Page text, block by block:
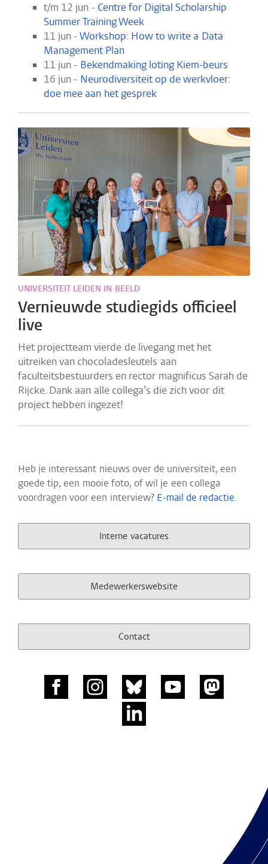
t/m 12 jun - Centre for Digital Scholarship
Summer Training Week
11 jun -Workshop: How to write a Data
Management Plan
11 jun - Bekendmaking loting Kiem-beurs
16 jun - Neurodiversiteit op de werkvloer:
doe mee aan het gesprek
UNIVERSITEIT LEIDEN IN BEELD
Vernieuwde studiegids officieel
live
Het projectteam vierde de livegang met het
uitreiken van chocoladesleutels aan
faculteitsbestuurders en rector magnificus Sarah de
Rijcke. Dank aan alle collega’s die zich voor dit
project hebben ingezet!
Heb je interessant nieuws over de universiteit, een
goede tip, een mooie foto, of wil je een collega
voordragen voor een interview? E-mail de redactie.
Interne vacatures
Medewerkerswebsite
Contact